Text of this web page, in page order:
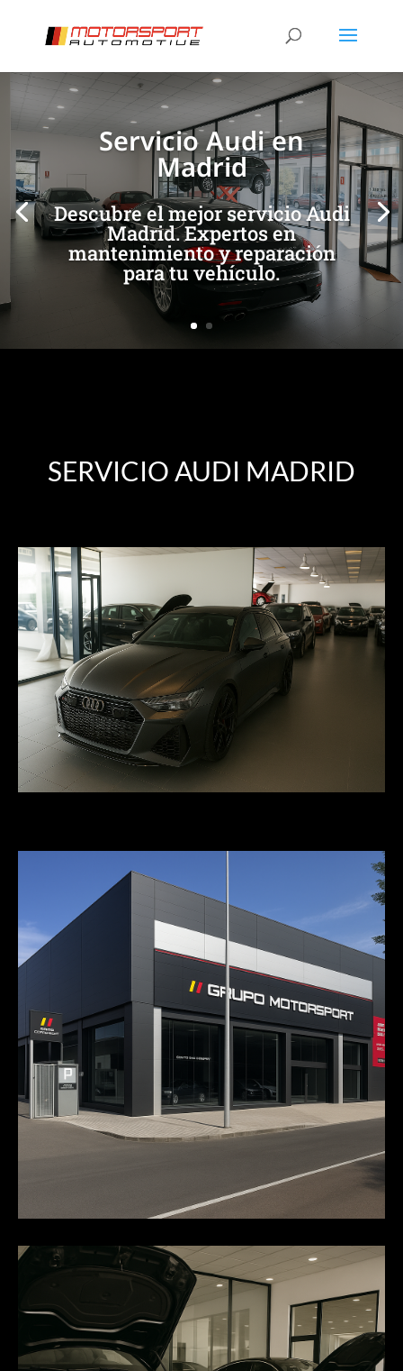
Servicio Audi en
Madrid
Descubre el mejor servicio Audi
Madrid. Expertos en
mantenimiento y reparación
para tu vehículo.
[/et_pb_slide] [/et_pb_slide]
SERVICIO AUDI MADRID